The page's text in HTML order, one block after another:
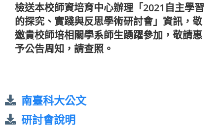
檢送本校師資培育中心辦理「2021自主學習
的探究、實踐與反思學術研討會」資訊，敬
邀貴校師培相關學系師生踴躍參加，敬請惠
予公告周知，請查照。
南臺科大公文
研討會說明